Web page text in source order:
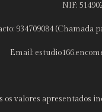
NIF:
934709084 (Chamada
Email:
os valores apresentados